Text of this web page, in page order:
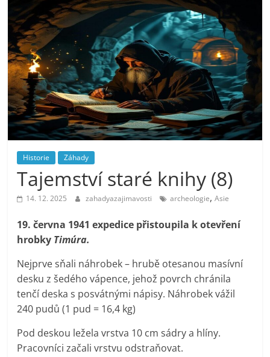
Historie Záhady
Tajemství staré knihy (8)
14. 12. 2025 zahadyazajimavosti archeologie,Asie
19. června 1941 expedice přistoupila k otevření
hrobky Timúra.
Nejprve sňali náhrobek – hrubě otesanou masívní
desku z šedého vápence, jehož povrch chránila
tenčí deska s posvátnými nápisy. Náhrobek vážil
240 pudů (1 pud = 16,4 kg)
Pod deskou ležela vrstva 10 cm sádry a hlíny.
Pracovníci začali vrstvu odstraňovat.